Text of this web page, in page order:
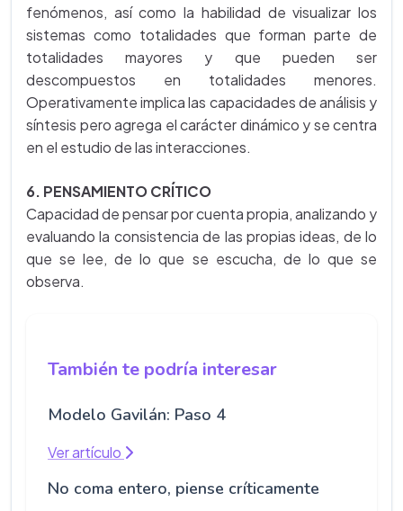
fenómenos, así como la habilidad de visualizar los
sistemas como totalidades que forman parte de
totalidades mayores y que pueden ser
descompuestos en totalidades menores.
Operativamente implica las capacidades de análisis y
síntesis pero agrega el carácter dinámico y se centra
en el estudio de las interacciones.
6. PENSAMIENTO CRÍTICO
Capacidad de pensar por cuenta propia, analizando y
evaluando la consistencia de las propias ideas, de lo
que se lee, de lo que se escucha, de lo que se
observa.
También te podría interesar
Modelo Gavilán: Paso 4
Ver artículo
No coma entero, piense críticamente